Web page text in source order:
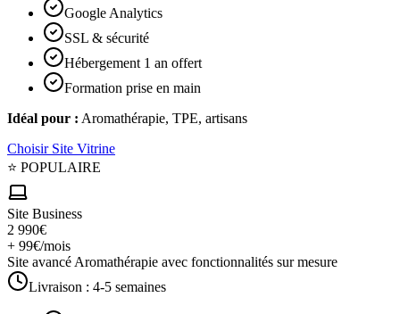
Google Analytics
SSL & sécurité
Hébergement 1 an offert
Formation prise en main
Idéal pour : Aromathérapie, TPE, artisans
Choisir Site Vitrine
⭐ POPULAIRE
Site Business
2 990€
+ 99€/mois
Site avancé Aromathérapie avec fonctionnalités sur mesure
Livraison : 4-5 semaines